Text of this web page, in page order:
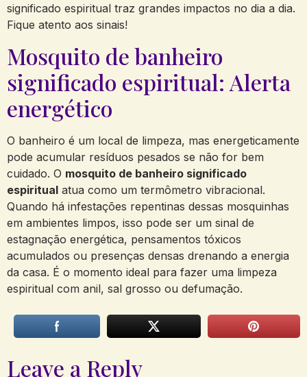
significado espiritual traz grandes impactos no dia a dia.
Fique atento aos sinais!
Mosquito de banheiro
significado espiritual: Alerta
energético
O banheiro é um local de limpeza, mas energeticamente
pode acumular resíduos pesados se não for bem
cuidado. O mosquito de banheiro significado
espiritual atua como um termômetro vibracional.
Quando há infestações repentinas dessas mosquinhas
em ambientes limpos, isso pode ser um sinal de
estagnação energética, pensamentos tóxicos
acumulados ou presenças densas drenando a energia
da casa. É o momento ideal para fazer uma limpeza
espiritual com anil, sal grosso ou defumação.
Leave a Reply